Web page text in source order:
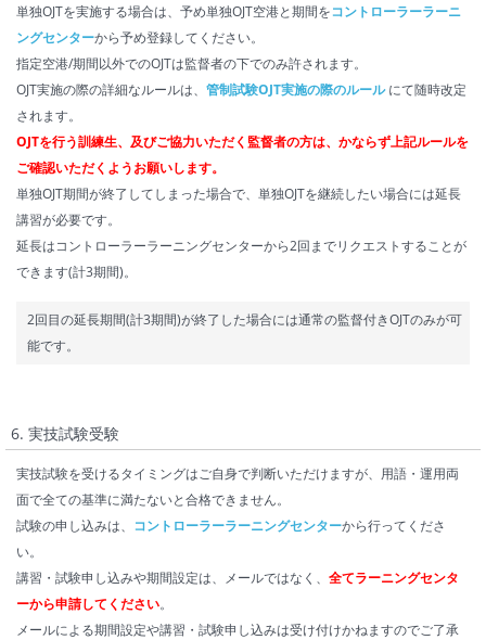
単独OJTを実施する場合は、予め単独OJT空港と期間をコントローラーラーニ
ングセンターから予め登録してください。
指定空港/期間以外でのOJTは監督者の下でのみ許されます。
OJT実施の際の詳細なルールは、 管制試験OJT実施の際のルールにて随時改定
されます。
OJTを行う訓練生、及びご協力いただく監督者の方は、かならず上記ルールを
ご確認いただくようお願いします。
単独OJT期間が終了してしまった場合で、単独OJTを継続したい場合には延長
講習が必要です。
延長はコントローラーラーニングセンターから2回までリクエストすることが
できます(計3期間)。
2回目の延長期間(計3期間)が終了した場合には通常の監督付きOJTのみが可
能です。
6. 実技試験受験
実技試験を受けるタイミングはご自身で判断いただけますが、用語・運用両
面で全ての基準に満たないと合格できません。
試験の申し込みは、 コントローラーラーニングセンターから行ってくださ
い。
講習・試験申し込みや期間設定は、メールではなく、 全てラーニングセンタ
ーから申請してください。
メールによる期間設定や講習・試験申し込みは受け付けかねますのでご了承